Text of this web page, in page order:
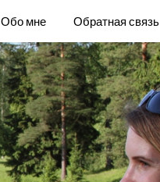
Обо мне Обратная связь